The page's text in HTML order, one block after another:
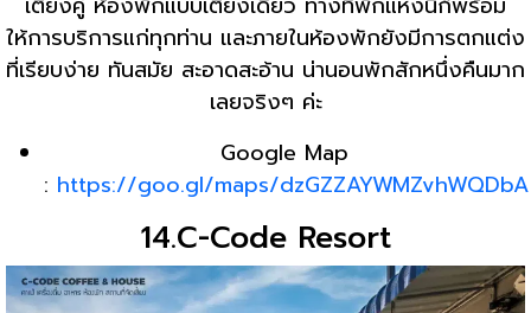
ให้การบริการแก่ทุกท่าน และภายในห้องพักยังมีการตกแต่ง
ที่เรียบง่าย ทันสมัย สะอาดสะอ้าน น่านอนพักสักหนึ่งคืนมาก
เลยจริงๆ ค่ะ
Google Map
: https://goo.gl/maps/dzGZZAYWMZvhWQDbA
14.C-Code Resort